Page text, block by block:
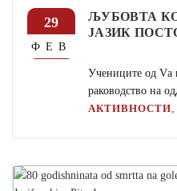
29
ФЕВ
ЉУБОВТА
ЈАЗИК
Учениците од Vа
раководство на
АКТИВНОСТИ